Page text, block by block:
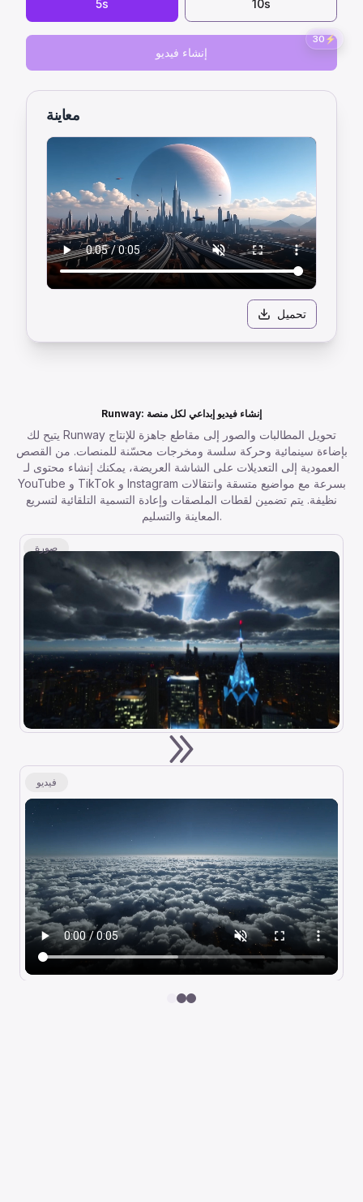
5s 10s
30 ⚡
إنشاء فيديو
معاينة
تحميل
Runway: إنشاء فيديو إبداعي لكل منصة
يتيح لك Runway تحويل المطالبات والصور إلى مقاطع جاهزة للإنتاج
بإضاءة سينمائية وحركة سلسة ومخرجات محسّنة للمنصات. من القصص
العمودية إلى التعديلات على الشاشة العريضة، يمكنك إنشاء محتوى لـ
YouTube و TikTok و Instagram بسرعة مع مواضيع متسقة وانتقالات
نظيفة. يتم تضمين لقطات الملصقات وإعادة التسمية التلقائية لتسريع
المعاينة والتسليم.
صورة
فيديو